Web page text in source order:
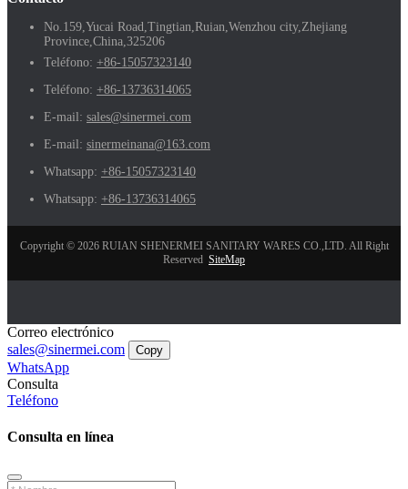
No.159,Yucai Road,Tingtian,Ruian,Wenzhou city,Zhejiang
Province,China,325206
Teléfono: +86-15057323140
Teléfono: +86-13736314065
E-mail: sales@sinermei.com
E-mail: sinermeinana@163.com
Whatsapp: +86-15057323140
Whatsapp: +86-13736314065
Copyright © 2026 RUIAN SHENERMEI SANITARY WARES CO.,LTD. All Right
Reserved SiteMap
Correo electrónico
sales@sinermei.com
Copy
WhatsApp
Consulta
Teléfono
Consulta en línea